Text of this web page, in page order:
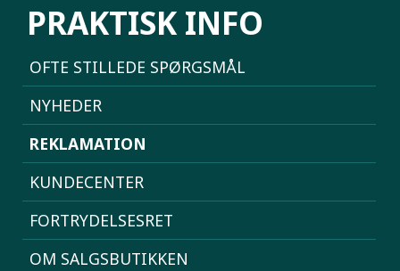
PRAKTISK INFO
OFTE STILLEDE SPØRGSMÅL
NYHEDER
REKLAMATION
KUNDECENTER
FORTRYDELSESRET
OM SALGSBUTIKKEN